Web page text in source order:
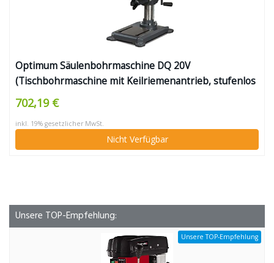
Optimum Säulenbohrmaschine DQ 20V
(Tischbohrmaschine mit Keilriemenantrieb, stufenlos
einstellbarer Drehzahl, Arbeitsfläche 243×243 mm,
Pinolenhub 80 mm, Aufnahme MK 2)
702,19 €
inkl. 19% gesetzlicher MwSt.
Nicht Verfügbar
Unsere TOP-Empfehlung:
Unsere TOP-Empfehlung